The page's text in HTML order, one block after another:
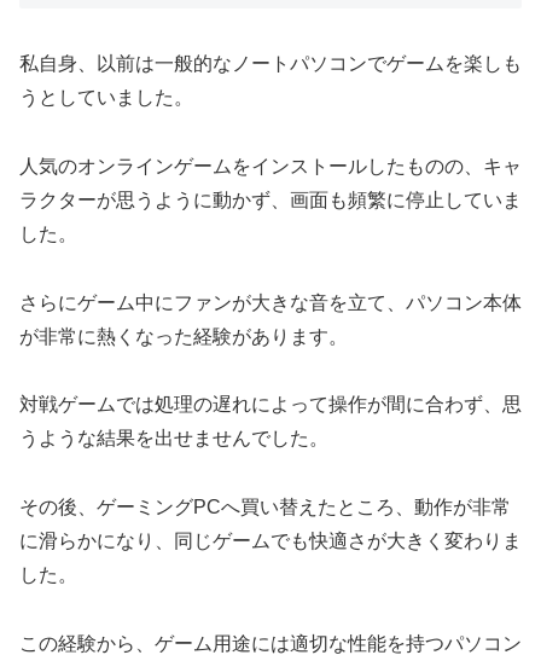
私自身、以前は一般的なノートパソコンでゲームを楽しも
うとしていました。
人気のオンラインゲームをインストールしたものの、キャ
ラクターが思うように動かず、画面も頻繁に停止していま
した。
さらにゲーム中にファンが大きな音を立て、パソコン本体
が非常に熱くなった経験があります。
対戦ゲームでは処理の遅れによって操作が間に合わず、思
うような結果を出せませんでした。
その後、ゲーミングPCへ買い替えたところ、動作が非常
に滑らかになり、同じゲームでも快適さが大きく変わりま
した。
この経験から、ゲーム用途には適切な性能を持つパソコン